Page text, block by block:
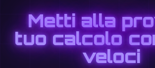
Metti alla
tuo calcolo
veloci